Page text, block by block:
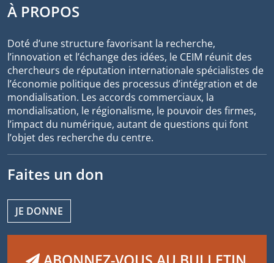
À PROPOS
Doté d’une structure favorisant la recherche,
l’innovation et l’échange des idées, le CEIM réunit des
chercheurs de réputation internationale spécialistes de
l’économie politique des processus d’intégration et de
mondialisation. Les accords commerciaux, la
mondialisation, le régionalisme, le pouvoir des firmes,
l’impact du numérique, autant de questions qui font
l’objet des recherche du centre.
Faites un don
JE DONNE